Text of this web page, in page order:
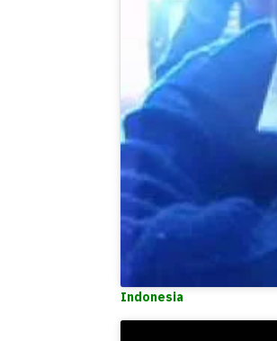
Indonesia